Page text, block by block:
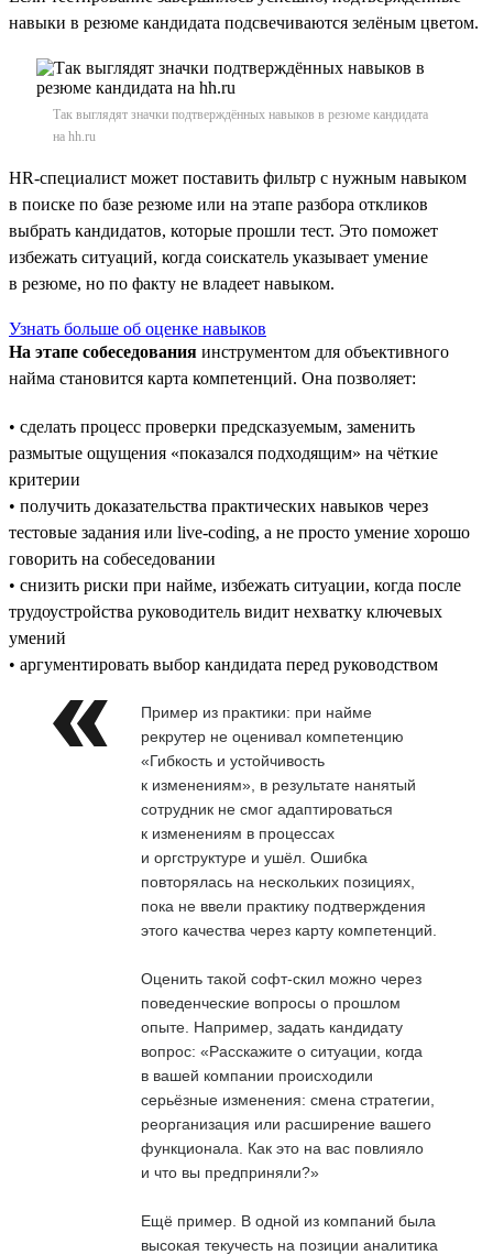
навыки в резюме кандидата подсвечиваются зелёным цветом.
Так выглядят значки подтверждённых навыков в резюме кандидата
на hh.ru
HR-специалист может поставить фильтр с нужным навыком
в поиске по базе резюме или на этапе разбора откликов
выбрать кандидатов, которые прошли тест. Это поможет
избежать ситуаций, когда соискатель указывает умение
в резюме, но по факту не владеет навыком.
Узнать больше об оценке навыков
На этапе собеседования инструментом для объективного
найма становится карта компетенций. Она позволяет:
• сделать процесс проверки предсказуемым, заменить
размытые ощущения «показался подходящим» на чёткие
критерии
• получить доказательства практических навыков через
тестовые задания или live-coding, а не просто умение хорошо
говорить на собеседовании
• снизить риски при найме, избежать ситуации, когда после
трудоустройства руководитель видит нехватку ключевых
умений
• аргументировать выбор кандидата перед руководством
Пример из практики: при найме
рекрутер не оценивал компетенцию
«Гибкость и устойчивость
к изменениям», в результате нанятый
сотрудник не смог адаптироваться
к изменениям в процессах
и оргструктуре и ушёл. Ошибка
повторялась на нескольких позициях,
пока не ввели практику подтверждения
этого качества через карту компетенций.
Оценить такой софт-скил можно через
поведенческие вопросы о прошлом
опыте. Например, задать кандидату
вопрос: «Расскажите о ситуации, когда
в вашей компании происходили
серьёзные изменения: смена стратегии,
реорганизация или расширение вашего
функционала. Как это на вас повлияло
и что вы предприняли?»
Ещё пример. В одной из компаний была
высокая текучесть на позиции аналитика